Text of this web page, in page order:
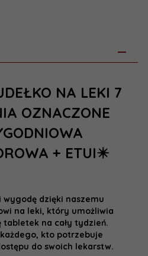
NA LEKI 7
OZNACZONE
+ ETUI✴️
dzięki naszemu
na leki, który umożliwia
na cały tydzień.
kto potrzebuje
do swoich lekarstw.